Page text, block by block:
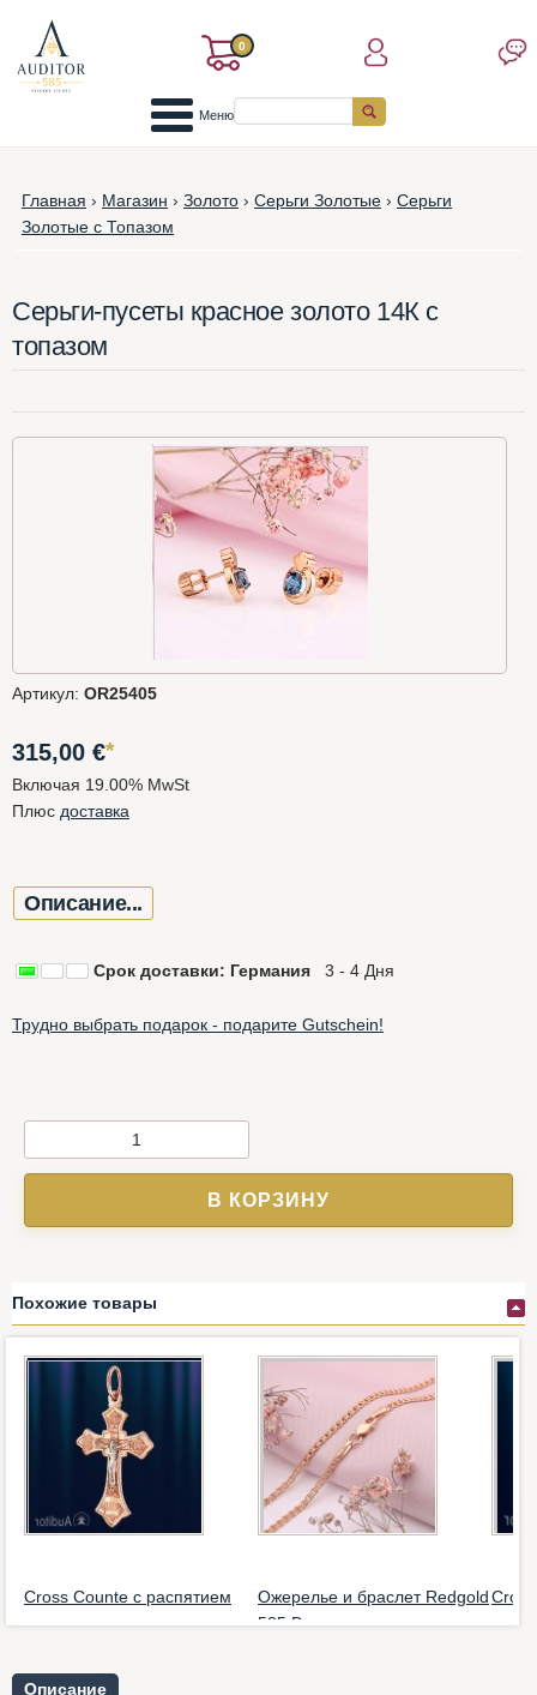
0
Меню
Главная › Магазин › Золото › Серьги Золотые › Серьги
Золотые с Топазом
Серьги-пусеты красное золото 14К с
топазом
Артикул: OR25405
315,00 €*
Включая 19.00% MwSt
Плюс доставка
Описание...
Срок доставки: Германия 3 - 4 Дня
Трудно выбрать подарок - подарите Gutschein!
В КОРЗИНУ
Похожие товары
Cross Counte с распятием
русског...
Ожерелье и браслет Redgold
585 B...
Описание